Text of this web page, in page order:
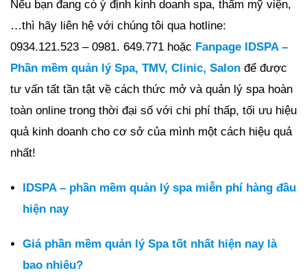
Nếu bạn đang có ý định kinh doanh spa, thẩm mỹ viện,
…thì hãy liên hệ với chúng tôi qua hotline:
0934.121.523 – 0981. 649.771 hoặc Fanpage IDSPA –
Phần mềm quản lý Spa, TMV, Clinic, Salon để được
tư vấn tất tần tật về cách thức mở và quản lý spa hoàn
toàn online trong thời đại số với chi phí thấp, tối ưu hiệu
quả kinh doanh cho cơ sở của mình một cách hiệu quả
nhất!
IDSPA – phần mềm quản lý spa miễn phí hàng đầu
hiện nay
Giá phần mềm quản lý Spa tốt nhất hiện nay là
bao nhiêu?